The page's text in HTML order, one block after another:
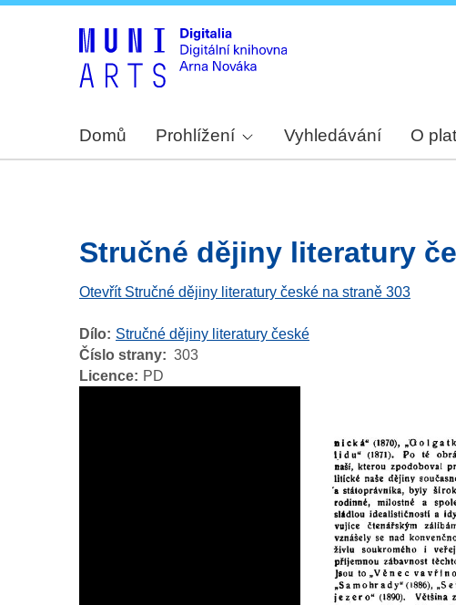
Domů Prohlížení Vyhledávání O
Stručné dějiny literatury
Otevřít Stručné dějiny literatury české na straně 303
Dílo
Stručné dějiny literatury české
Číslo strany
303
Licence
PD